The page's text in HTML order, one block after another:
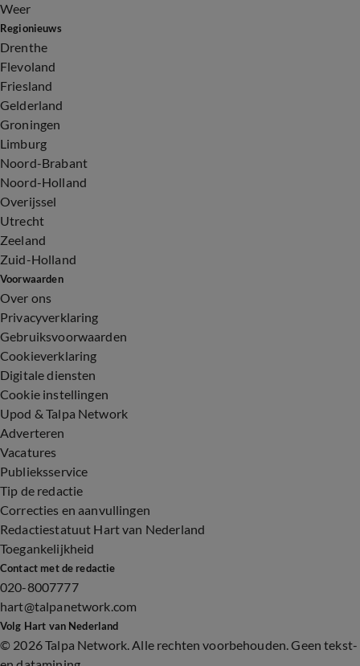
Weer
Regionieuws
Drenthe
Flevoland
Friesland
Gelderland
Groningen
Limburg
Noord-Brabant
Noord-Holland
Overijssel
Utrecht
Zeeland
Zuid-Holland
Voorwaarden
Over ons
Privacyverklaring
Gebruiksvoorwaarden
Cookieverklaring
Digitale diensten
Cookie instellingen
Upod & Talpa Network
Adverteren
Vacatures
Publieksservice
Tip de redactie
Correcties en aanvullingen
Redactiestatuut Hart van Nederland
Toegankelijkheid
Contact met de redactie
020-8007777
hart@talpanetwork.com
Volg Hart van Nederland
© 2026 Talpa Network. Alle rechten voorbehouden. Geen tekst-